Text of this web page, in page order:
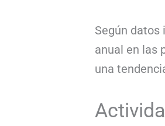
Según datos
anual en las
una